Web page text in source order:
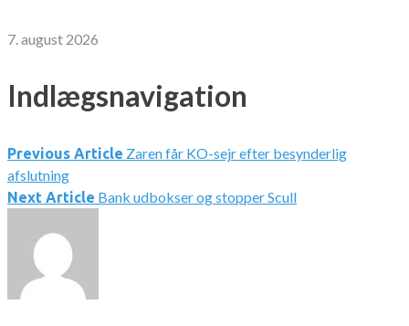
7. august 2026
Indlægsnavigation
Previous Article Zaren får KO-sejr efter besynderlig
afslutning
Next Article Bank udbokser og stopper Scull